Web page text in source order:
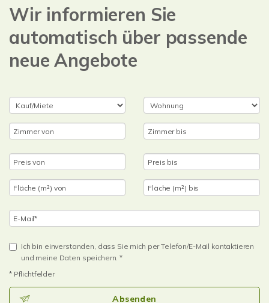
Wir informieren Sie
automatisch über passende
neue Angebote
Ich bin einverstanden, dass Sie mich per Telefon/E-Mail kontaktieren
und meine Daten speichern. *
* Pflichtfelder
Absenden